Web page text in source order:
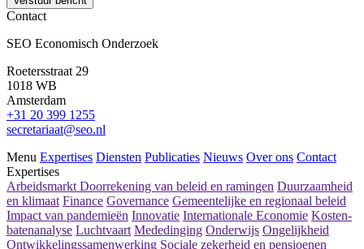
Contact
SEO Economisch Onderzoek
Roetersstraat 29
1018 WB
Amsterdam
+31 20 399 1255
secretariaat@seo.nl
Menu Expertises Diensten Publicaties Nieuws Over ons Contact
Expertises
Arbeidsmarkt Doorrekening van beleid en ramingen Duurzaamheid
en klimaat Finance Governance Gemeentelijke en regionaal beleid
Impact van pandemieën Innovatie Internationale Economie Kosten-
batenanalyse Luchtvaart Mededinging Onderwijs Ongelijkheid
Ontwikkelingssamenwerking Sociale zekerheid en pensioenen